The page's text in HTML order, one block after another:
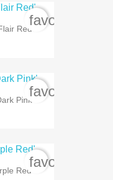
Red'
Pink'
Red'